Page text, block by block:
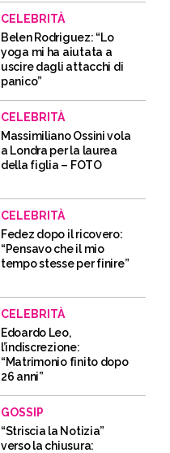
CELEBRITÀ
Belen Rodriguez: “Lo
yoga mi ha aiutata a
uscire dagli attacchi di
panico”
CELEBRITÀ
Massimiliano Ossini vola
a Londra per la laurea
della figlia – FOTO
CELEBRITÀ
Fedez dopo il ricovero:
“Pensavo che il mio
tempo stesse per finire”
CELEBRITÀ
Edoardo Leo,
l’indiscrezione:
“Matrimonio finito dopo
26 anni”
GOSSIP
“Striscia la Notizia”
verso la chiusura: